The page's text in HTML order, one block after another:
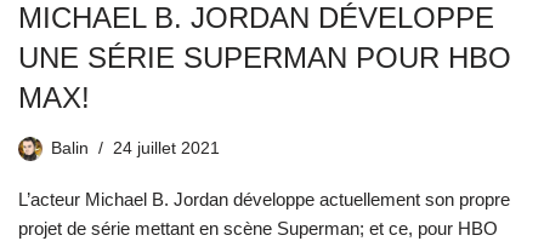
MICHAEL B. JORDAN DÉVELOPPE
UNE SÉRIE SUPERMAN POUR HBO
MAX!
Balin 24 juillet 2021
L’acteur Michael B. Jordan développe actuellement son propre
projet de série mettant en scène Superman; et ce, pour HBO